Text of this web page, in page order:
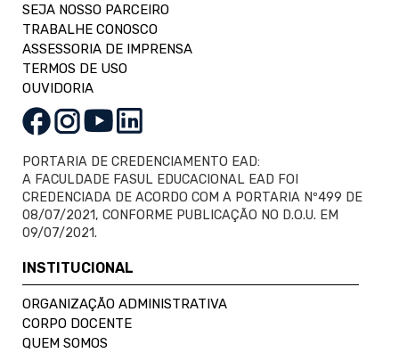
SEJA NOSSO PARCEIRO
TRABALHE CONOSCO
ASSESSORIA DE IMPRENSA
TERMOS DE USO
OUVIDORIA
PORTARIA DE CREDENCIAMENTO EAD:
A FACULDADE FASUL EDUCACIONAL EAD FOI
CREDENCIADA DE ACORDO COM A PORTARIA Nº499 DE
08/07/2021, CONFORME PUBLICAÇÃO NO D.O.U. EM
09/07/2021.
INSTITUCIONAL
ORGANIZAÇÃO ADMINISTRATIVA
CORPO DOCENTE
QUEM SOMOS